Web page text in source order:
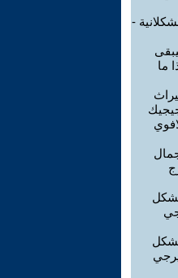
-
ما
(1)سيرجي